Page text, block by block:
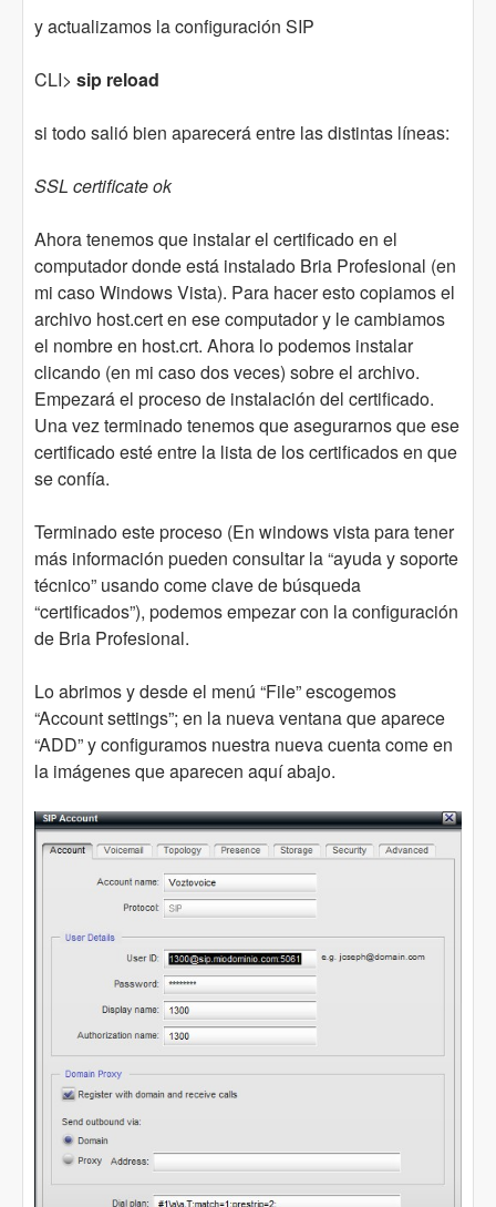
y actualizamos la configuración SIP
CLI> sip reload
si todo salió bien aparecerá entre las distintas líneas:
SSL certificate ok
Ahora tenemos que instalar el certificado en el
computador donde está instalado Bria Profesional (en
mi caso Windows Vista). Para hacer esto copiamos el
archivo host.cert en ese computador y le cambiamos
el nombre en host.crt. Ahora lo podemos instalar
clicando (en mi caso dos veces) sobre el archivo.
Empezará el proceso de instalación del certificado.
Una vez terminado tenemos que asegurarnos que ese
certificado esté entre la lista de los certificados en que
se confía.
Terminado este proceso (En windows vista para tener
más información pueden consultar la “ayuda y soporte
técnico” usando come clave de búsqueda
“certificados”), podemos empezar con la configuración
de Bria Profesional.
Lo abrimos y desde el menú “File” escogemos
“Account settings”; en la nueva ventana que aparece
“ADD” y configuramos nuestra nueva cuenta come en
la imágenes que aparecen aquí abajo.